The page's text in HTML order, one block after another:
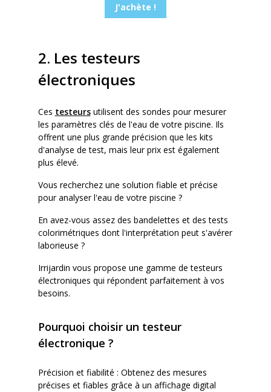
J'achète !
2. Les testeurs
électroniques
Ces testeursutilisent des sondes pour mesurer
les paramètres clés de l'eau de votre piscine. Ils
offrent une plus grande précision que les kits
d'analyse de test, mais leur prix est également
plus élevé.
Vous recherchez une solution fiable et précise
pour analyser l'eau de votre piscine ?
En avez-vous assez des bandelettes et des tests
colorimétriques dont l'interprétation peut s'avérer
laborieuse ?
Irrijardin vous propose une gamme de testeurs
électroniques qui répondent parfaitement à vos
besoins.
Pourquoi choisir un testeur
électronique ?
Précision et fiabilité : Obtenez des mesures
précises et fiables grâce à un affichage digital